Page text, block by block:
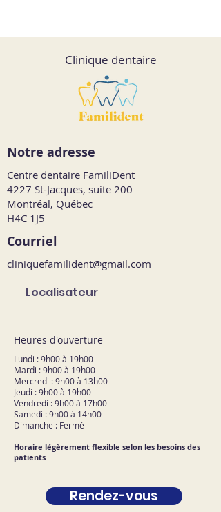
Clinique dentaire
Notre adresse
Centre dentaire FamiliDent
4227 St-Jacques, suite 200
Montréal, Québec
H4C 1J5
Courriel
cliniquefamilident@gmail.com
Localisateur
Heures d'ouverture
Lundi : 9h00 à 19h00
Mardi : 9h00 à 19h00
Mercredi : 9h00 à 13h00
Jeudi : 9h00 à 19h00
Vendredi : 9h00 à 17h00
Samedi : 9h00 à 14h00
Dimanche : Fermé
Horaire légèrement flexible selon les besoins des
patients
Rendez-vous